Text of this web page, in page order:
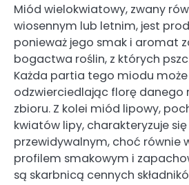
Miód wielokwiatowy, zwany
wiosennym lub letnim, jest
ponieważ jego smak i aromat
bogactwa roślin, z których
Każda partia tego miodu
odzwierciedlając florę danego
zbioru. Z kolei miód lipowy,
kwiatów lipy, charakteryzuje
przewidywalnym, choć równie
profilem smakowym i
są skarbnicą cennych